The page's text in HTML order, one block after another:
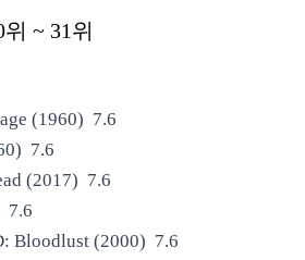
위 ~ 31위
(1960) 7.6
7.6
(2017) 7.6
7.6
Bloodlust (2000) 7.6